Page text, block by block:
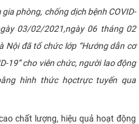
phòng, chống dịch bệnh COVID-
03/02/2021,ngày 06 tháng 02
Nội đã tổ chức lớp “Hướng dẫn cơ
19” cho viên chức, người lao động
hình thức họctrực tuyến qua
chất lượng, hiệu quả hoạt động